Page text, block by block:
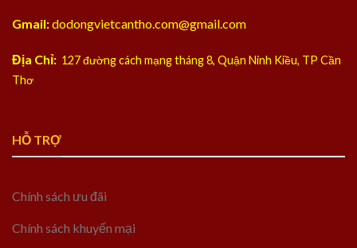
Gmail:dodongvietcantho.com@gmail.com
Địa Chỉ: 127 đường cách mạng tháng 8, Quận Ninh Kiều, TP Cần
Thơ
HỖ TRỢ
Chính sách ưu đãi
Chính sách khuyến mại